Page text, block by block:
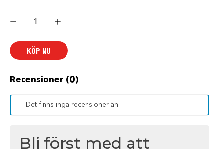
mängd
KÖP NU
Recensioner (0)
Det finns inga recensioner än.
Bli först med att